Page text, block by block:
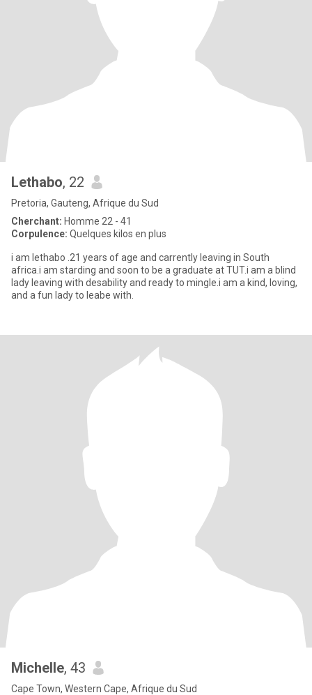
Lethabo, 22
Pretoria, Gauteng, Afrique du Sud
Cherchant: Homme 22 - 41
Corpulence: Quelques kilos en plus
i am lethabo .21 years of age and carrently leaving in South
africa.i am starding and soon to be a graduate at TUT.i am a blind
lady leaving with desability and ready to mingle.i am a kind, loving,
and a fun lady to leabe with.
Michelle, 43
Cape Town, Western Cape, Afrique du Sud